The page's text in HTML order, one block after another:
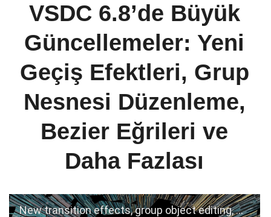
VSDC 6.8’de Büyük
Güncellemeler: Yeni
Geçiş Efektleri, Grup
Nesnesi Düzenleme,
Bezier Eğrileri ve
Daha Fazlası
New transition effects, group object editing, Bezier curves, and updated effect menu